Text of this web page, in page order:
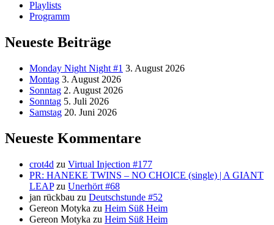
Playlists
Programm
Neueste Beiträge
Monday Night Night #1 3. August 2026
Montag 3. August 2026
Sonntag 2. August 2026
Sonntag 5. Juli 2026
Samstag 20. Juni 2026
Neueste Kommentare
crot4d zu Virtual Injection #177
PR: HANEKE TWINS – NO CHOICE (single) | A GIANT
LEAPzu Unerhört #68
jan rückbau zu Deutschstunde #52
Gereon Motyka zu Heim Süß Heim
Gereon Motyka zu Heim Süß Heim